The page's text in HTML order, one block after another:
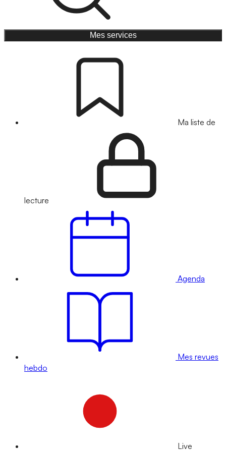
Mes services
Ma liste de
lecture
Agenda
Mes revues
hebdo
Live